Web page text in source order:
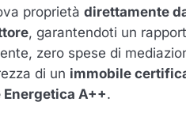
proprietà direttamente
, garantendoti un
zero spese di
di un immobile
Energetica A++.